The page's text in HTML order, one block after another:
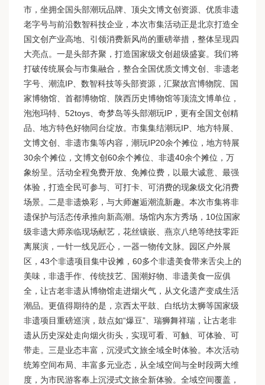
市，坐拥全国头部潮玩品牌、顶尖文博文创资源、优质非遗
老字号与前沿数智科技企业，本次市集活动正是北京打造全
国文创产业高地、引领消费新风尚的重磅举措，整体呈现四
大亮点。一是头部齐聚，打造国家级文创超级盛宴。我们将
打破传统展会与市集融合，整合全国优质文博文创、非遗老
字号、潮流IP、数智科技等头部资源，汇聚故宫博物院、国
家博物馆、首都博物馆、陕西历史博物馆等顶流文博单位，
泡泡玛特、52toys、奇梦岛等头部潮玩IP，更有全国文创精
品、地方特色好物同台绽放。市集集结潮玩IP、地方特展、
文博文创、非遗市集等内容，潮玩IP20余个摊位，地方特展
30余个摊位，文博文创60余个摊位、非遗40余个摊位，万
象纷呈。活动全程免费开放、免摊位费，以最大诚意、最强
体验，打造全民可参与、可打卡、可消费的现象级文化消费
场景。二是非遗焕彩，与大师邂逅潮流新趣。本次市集将非
遗保护与活态传承推向新高潮。场馆内东方秀场，10位国家
级非遗大师亲临现场献艺，花丝镶嵌、燕京八绝等绝技零距
离展演，一针一线见匠心，一器一物传文脉。园区户外展
区，43个非遗项目集中设摊，60多个非遗美食带来舌尖上的
美味，非遗手作、传统技艺、国潮好物、非遗美食一应俱
全，让古老非遗从博物馆走进烟火气，从文化遗产变成生活
潮品。更值得期待的是，京西太平鼓、白纸坊太狮等国家级
非遗项目重磅巡演，鼓点如“爆豆”、瑞狮舞祥瑞，让古老非
遗从历史深处走向烟火街头，实现可看、可触、可体验、可
带走。三是业态丰富，沉浸式文旅全域全时体验。本次活动
统筹空间布局、丰富多元业态，从全域空间与全时段两大维
度，为市民游客奉上沉浸式文旅全新体验。全域空间覆盖，